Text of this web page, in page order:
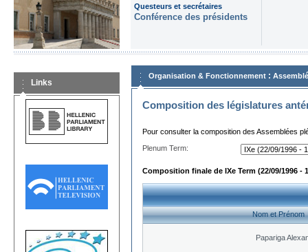
Questeurs et secrétaires
Conférence des présidents
Links
Organisation & Fonctionnement :
Composition des législatures
Pour consulter la composition des Assemblées
Plenum Term:
Composition finale de IXe Term (22/09/1996 -
Nom et Prénom
Papariga